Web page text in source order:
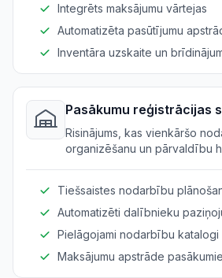
Integrēts maksājumu vārtejas
Automatizēta pasūtījumu
Inventāra uzskaite un
Pasākumu reģistrācijas
Risinājums, kas vienkāršo
organizēšanu un pārvaldību
Tiešsaistes nodarbību
Automatizēti dalībnieku
Pielāgojami nodarbību katalogi
Maksājumu apstrāde